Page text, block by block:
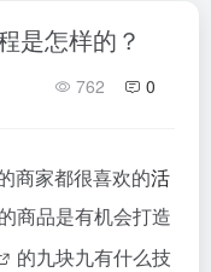
是怎样的？
762 0
商家都很喜欢的活
商品是有机会打造
的九块九有什么技